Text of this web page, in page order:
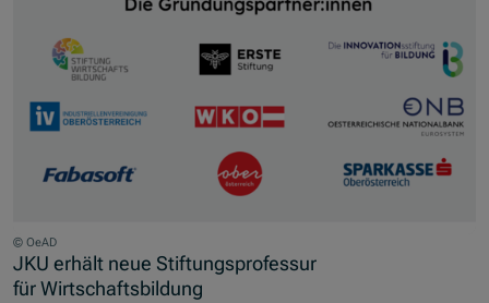
© OeAD
JKU erhält neue Stiftungsprofessur
für Wirtschaftsbildung